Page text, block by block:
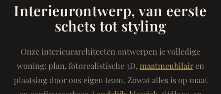
Interieurontwerp, van eerste
schets tot styling
Onze interieurarchitecten ontwerpen je volledige
woning: plan, fotorealistische 3D, maatmeubilairen
plaatsing door ons eigen team. Zowat alles is op maat